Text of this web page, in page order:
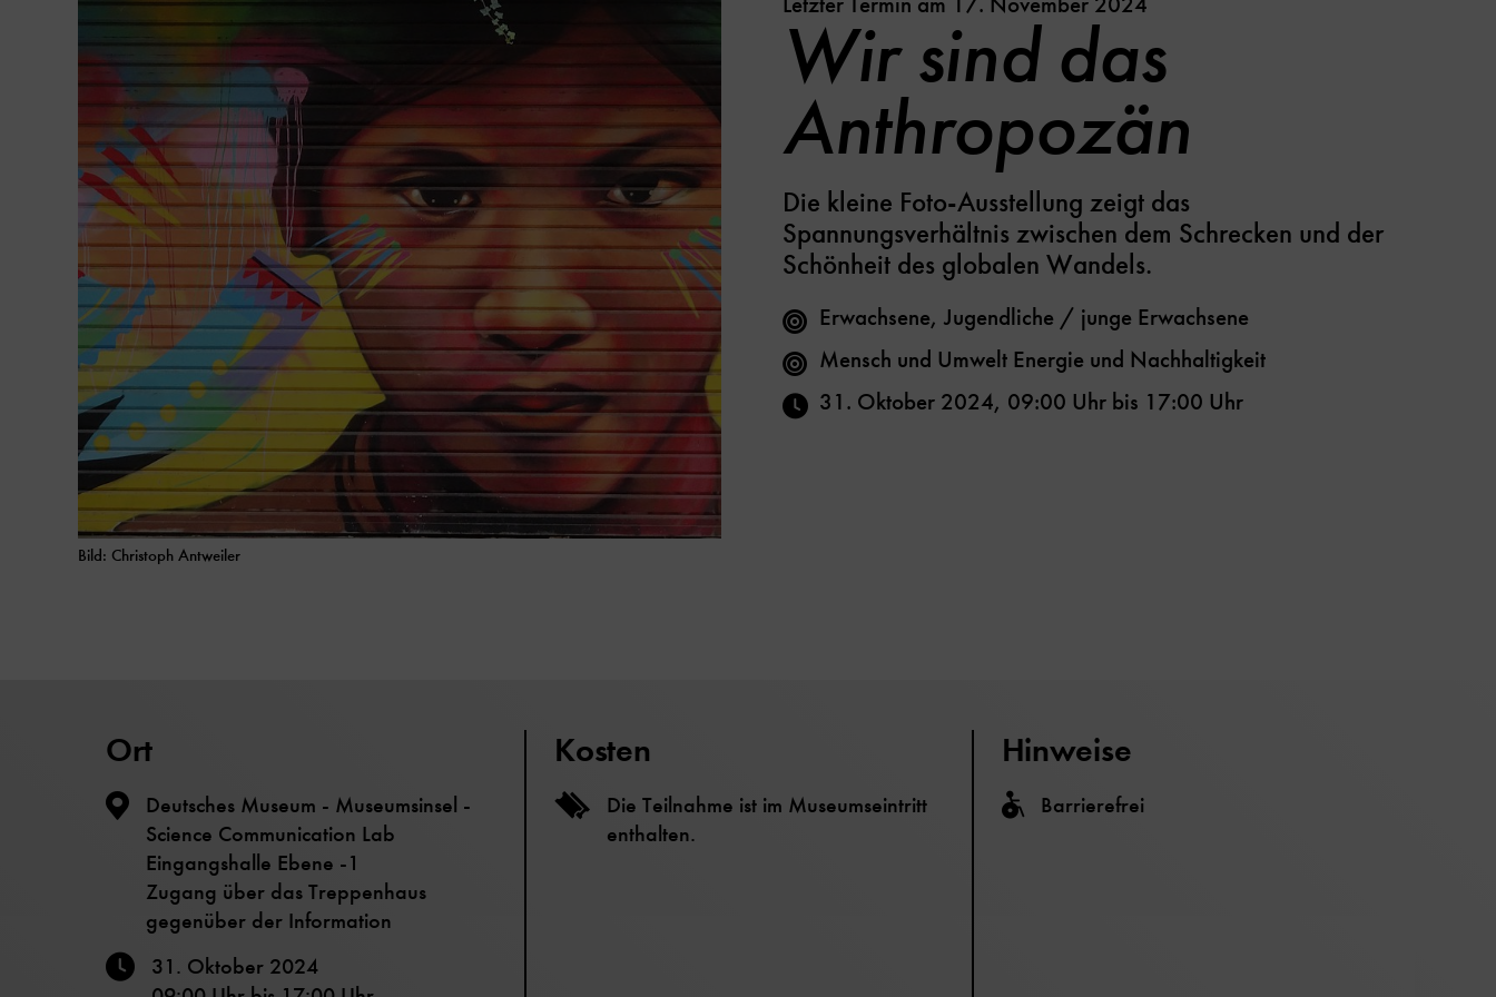
Bild: Christoph Antweiler
Wir sind das
Anthropozän
Die kleine Foto-Ausstellung zeigt das
Spannungsverhältnis zwischen dem Schrecken und der
Schönheit des globalen Wandels.
Erwachsene, Jugendliche / junge Erwachsene
Mensch und Umwelt Energie und Nachhaltigkeit
31. Oktober 2024, 09:00 Uhrbis 17:00 Uhr
Ort
Deutsches Museum - Museumsinsel -
Science Communication Lab
Eingangshalle Ebene -1
Zugang über das Treppenhaus
gegenüber der Information
31. Oktober 2024
Kosten
Die Teilnahme ist im Museumseintritt
enthalten.
Hinweise
Barrierefrei